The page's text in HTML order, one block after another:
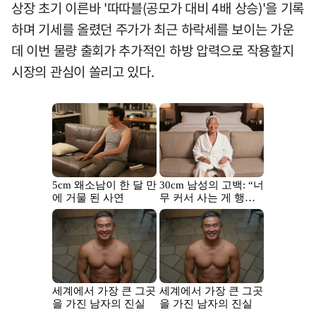
상장 초기 이른바 '따따블(공모가 대비 4배 상승)'을 기록
하며 기세를 올렸던 주가가 최근 하락세를 보이는 가운
데 이번 물량 출회가 추가적인 하방 압력으로 작용할지
시장의 관심이 쏠리고 있다.